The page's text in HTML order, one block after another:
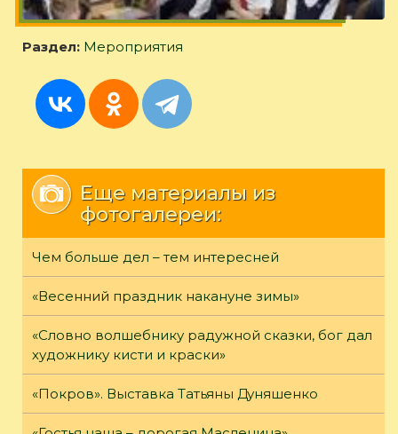
Раздел: Мероприятия
Еще материалы из
фотогалереи:
Чем больше дел – тем интересней
«Весенний праздник накануне зимы»
«Словно волшебнику радужной сказки, бог дал
художнику кисти и краски»
«Покров». Выставка Татьяны Дуняшенко